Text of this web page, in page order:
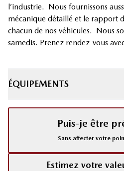
l’industrie. Nous fournissons
mécanique détaillé et le rapport
chacun de nos véhicules. Nous
samedis. Prenez rendez-vous
ÉQUIPEMENTS
Puis-je être
Sans affecter votre
Estimez votre